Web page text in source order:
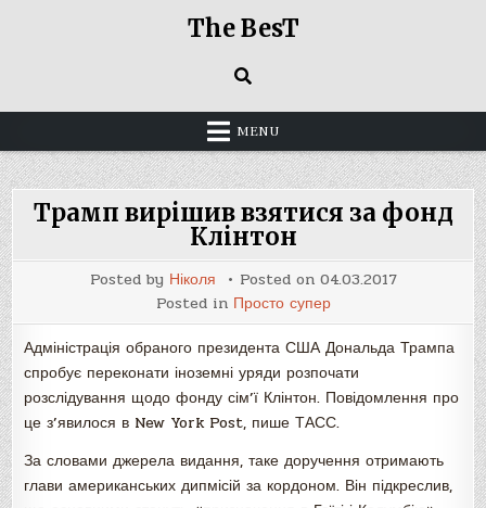
The BesT
MENU
Трамп вирішив взятися за фонд
Клінтон
Posted by Ніколя Posted on 04.03.2017
Posted in Просто супер
Адміністрація обраного президента США Дональда Трампа
спробує переконати іноземні уряди розпочати
розслідування щодо фонду сім’ї Клінтон. Повідомлення про
це з’явилося в New York Post, пише ТАСС.
За словами джерела видання, таке доручення отримають
глави американських дипмісій за кордоном. Він підкреслив,